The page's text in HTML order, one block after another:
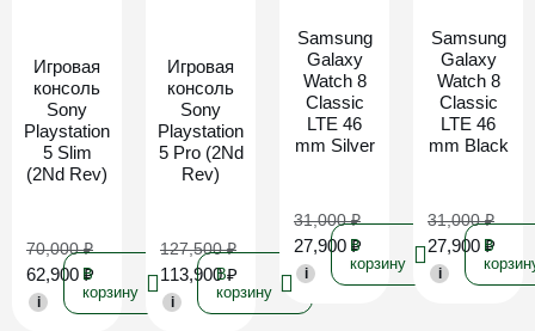
Игровая
консоль
Sony
Playstation
5 Slim
(2Nd Rev)
70,000₽
62,900 ₽
i
В
корзину
Игровая
консоль
Sony
Playstation
5 Pro (2Nd
Rev)
127,500₽
113,900₽
i
В
корзину
Samsung
Galaxy
Watch 8
Classic
LTE 46
mm Silver
31,000₽
27,900 ₽
i
В
корзину
Samsung
Galaxy
Watch 8
Classic
LTE 46
mm Black
31,000₽
27,900 ₽
i
В